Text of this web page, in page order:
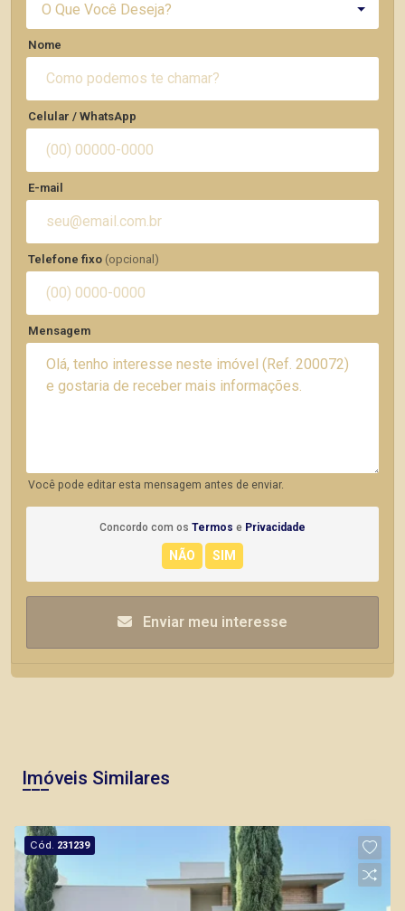
O Que Você Deseja?
Nome
Celular / WhatsApp
E-mail
Telefone fixo (opcional)
Mensagem
Você pode editar esta mensagem antes de enviar.
Concordo com os Termos e Privacidade
Enviar meu interesse
Imóveis Similares
Cód. 231239